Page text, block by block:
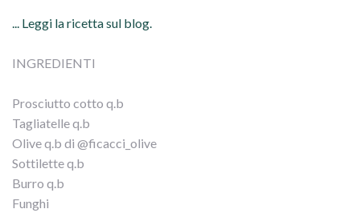
... Leggi la ricetta sul blog.
INGREDIENTI
Prosciutto cotto q.b
Tagliatelle q.b
Olive q.b di @ficacci_olive
Sottilette q.b
Burro q.b
Funghi